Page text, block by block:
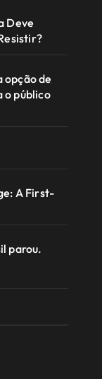
Deve
opção de
o público
A First-
parou.